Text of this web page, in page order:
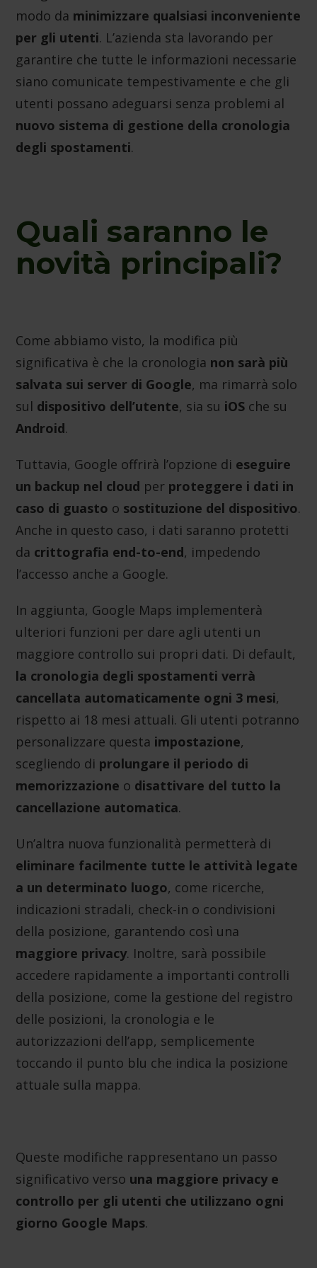
sulla privacy. Dichiarazione dei cookie
modo da minimizzare qualsiasi inconveniente
per gli utenti. L’azienda sta lavorando per
garantire che tutte le informazioni necessarie
siano comunicate tempestivamente e che gli
utenti possano adeguarsi senza problemi al
nuovo sistema di gestione della cronologia
degli spostamenti.
Quali saranno le
novità principali?
Come abbiamo visto, la modifica più
significativa è che la cronologia non sarà più
salvata sui server di Google, ma rimarrà solo
sul dispositivo dell’utente, sia su iOS che su
Android.
Tuttavia, Google offrirà l’opzione di eseguire
un backup nel cloud per proteggere i dati in
caso di guasto o sostituzione del dispositivo.
Anche in questo caso, i dati saranno protetti
da crittografia end-to-end, impedendo
l’accesso anche a Google.
In aggiunta, Google Maps implementerà
ulteriori funzioni per dare agli utenti un
maggiore controllo sui propri dati. Di default,
la cronologia degli spostamenti verrà
cancellata automaticamente ogni 3 mesi,
rispetto ai 18 mesi attuali. Gli utenti potranno
personalizzare questa impostazione,
scegliendo di prolungare il periodo di
memorizzazione o disattivare del tutto la
cancellazione automatica.
Un’altra nuova funzionalità permetterà di
eliminare facilmente tutte le attività legate
a un determinato luogo, come ricerche,
indicazioni stradali, check-in o condivisioni
della posizione, garantendo così una
maggiore privacy. Inoltre, sarà possibile
accedere rapidamente a importanti controlli
della posizione, come la gestione del registro
delle posizioni, la cronologia e le
autorizzazioni dell’app, semplicemente
toccando il punto blu che indica la posizione
attuale sulla mappa.
Queste modifiche rappresentano un passo
significativo verso una maggiore privacy e
controllo per gli utenti che utilizzano ogni
giorno Google Maps.